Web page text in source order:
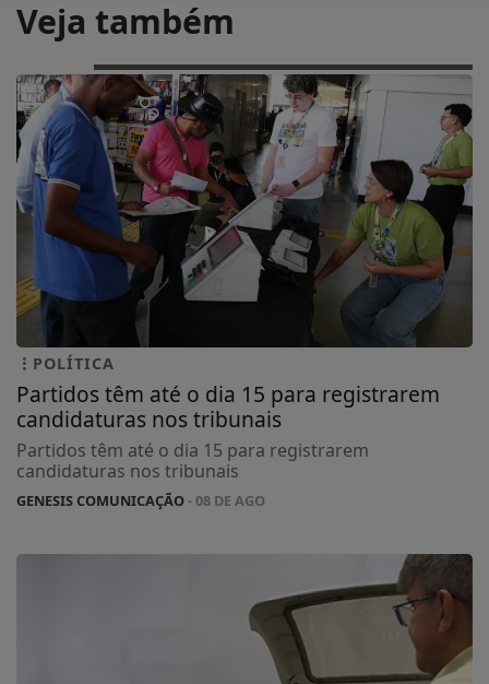
Veja também
POLÍTICA
Partidos têm até o dia 15 para registrarem
candidaturas nos tribunais
Partidos têm até o dia 15 para registrarem
candidaturas nos tribunais
GENESIS COMUNICAÇÃO- 08 DE AGO